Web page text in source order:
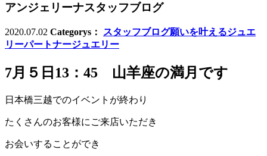
アンジェリーナスタッフブログ
2020.07.02 Categorys： スタッフブログ願いを叶えるジュエ
リーパートナージュエリー
7月５日13：45 山羊座の満月です
日本橋三越でのイベントが終わり
たくさんのお客様にご来店いただき
お会いすることができ